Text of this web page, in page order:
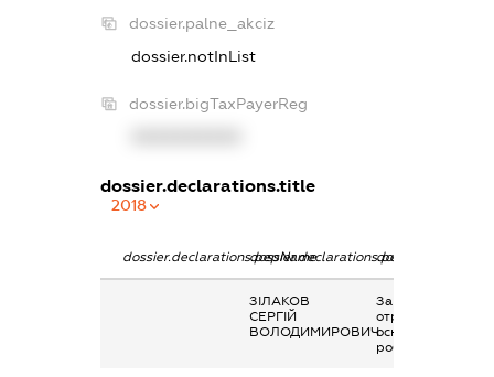
dossier.palne_akciz
dossier.notInList
dossier.bigTaxPayerReg
dossier.declarations.title
2018
dossier.declarations.pepNamedossier.declarations.personName
ЗІЛАКОВ
СЕРГІЙ
ВОЛОДИМИРОВИЧ
Заробітна плата
отримана за
основним місцем
роботи